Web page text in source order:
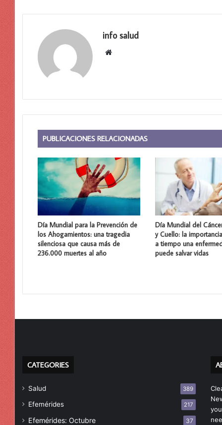
info salud
Sitio
PUBLICACIONES RELACIONADAS
Día Mundial para la Prevención de
los Ahogamientos: una tragedia
silenciosa que causa más de
236.000 muertes al año
Día Mundial del
y Cuello: la
a tiempo una
puede salvar vidas
CATEGORIES
Salud 389
Efemérides 217
Efemérides: Octubre 37